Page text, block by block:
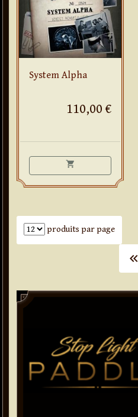
System Alpha
110,00 €
shopping_cart
Nombre de produits par page
produits par page
keyboard_arrow_left
keyboard_arrow_left
Paddle